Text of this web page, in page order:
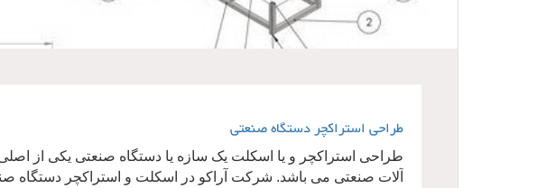
طراحی استراکچر دستگاه صنعتی
طراحی استراکچر و یا اسکلت یک سازه یا دستگاه صنعتی یکی از
آلات صنعتی می باشد. شرکت آراکو در اسکلت و استراکچر دستگاه